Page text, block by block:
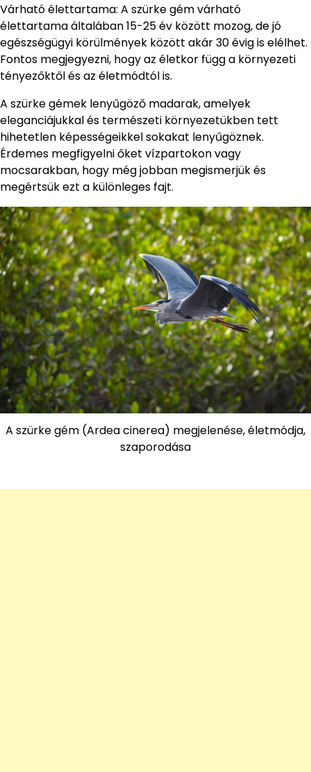
Várható élettartama: A szürke gém várható
élettartama általában 15-25 év között mozog, de jó
egészségügyi körülmények között akár 30 évig is elélhet.
Fontos megjegyezni, hogy az életkor függ a környezeti
tényezőktől és az életmódtól is.
A szürke gémek lenyűgöző madarak, amelyek
eleganciájukkal és természeti környezetükben tett
hihetetlen képességeikkel sokakat lenyűgöznek.
Érdemes megfigyelni őket vízpartokon vagy
mocsarakban, hogy még jobban megismerjük és
megértsük ezt a különleges fajt.
A szürke gém (Ardea cinerea) megjelenése, életmódja,
szaporodása